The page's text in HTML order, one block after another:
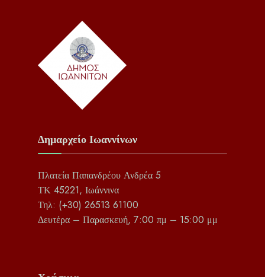
Δημαρχείο Ιωαννίνων
Πλατεία Παπανδρέου Ανδρέα 5
ΤΚ 45221, Ιωάννινα
Τηλ: (+30) 26513 61100
Δευτέρα – Παρασκευή, 7:00 πμ – 15:00 μμ